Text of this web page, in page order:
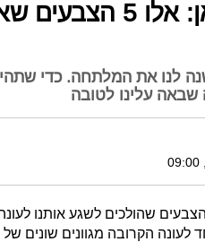
הסתיו כבר כאן:
לנו את המלתחה. כדי
שבאה עלינו לטובה
שהולכים לשגע אותנו
לעונה הקרובה מגוונים שונים של